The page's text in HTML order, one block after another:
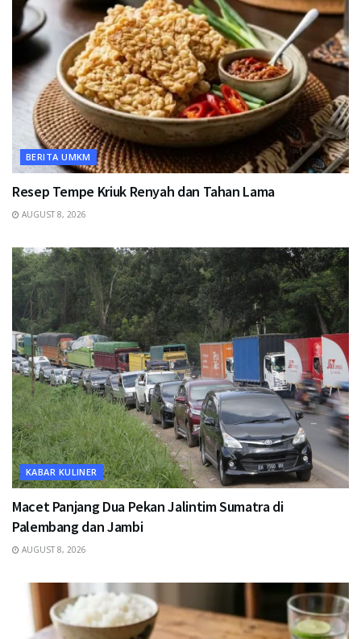
BERITA UMKM
Resep Tempe Kriuk Renyah dan Tahan Lama
AUGUST 8, 2026
KABAR KULINER
Macet Panjang Dua Pekan Jalintim Sumatra di
Palembang dan Jambi
AUGUST 8, 2026